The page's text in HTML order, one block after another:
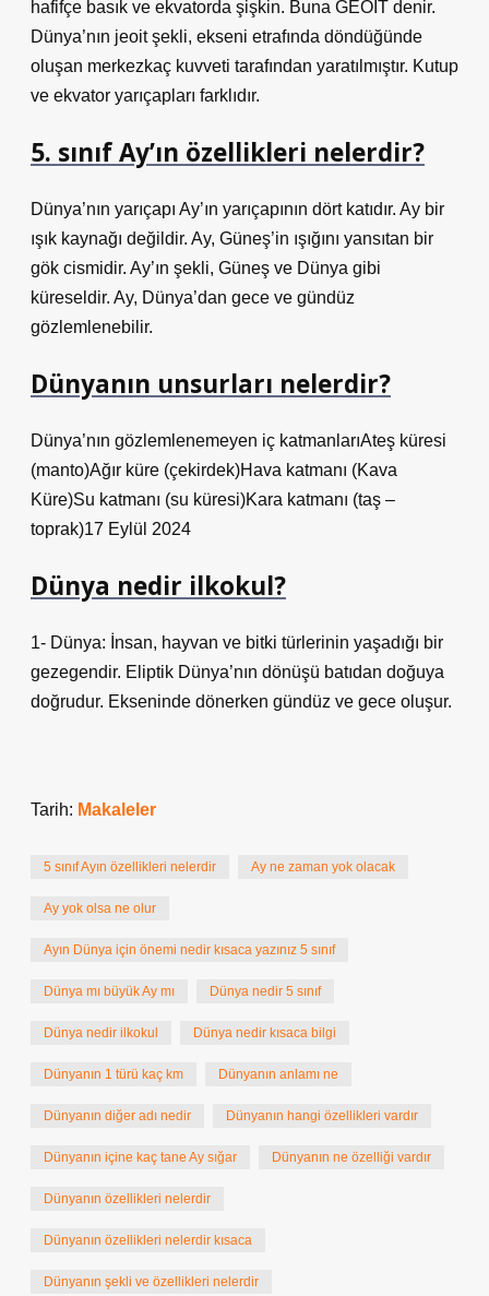
hafifçe basık ve ekvatorda şişkin. Buna GEOIT denir.
Dünya’nın jeoit şekli, ekseni etrafında döndüğünde
oluşan merkezkaç kuvveti tarafından yaratılmıştır. Kutup
ve ekvator yarıçapları farklıdır.
5. sınıf Ay’ın özellikleri nelerdir?
Dünya’nın yarıçapı Ay’ın yarıçapının dört katıdır. Ay bir
ışık kaynağı değildir. Ay, Güneş’in ışığını yansıtan bir
gök cismidir. Ay’ın şekli, Güneş ve Dünya gibi
küreseldir. Ay, Dünya’dan gece ve gündüz
gözlemlenebilir.
Dünyanın unsurları nelerdir?
Dünya’nın gözlemlenemeyen iç katmanlarıAteş küresi
(manto)Ağır küre (çekirdek)Hava katmanı (Kava
Küre)Su katmanı (su küresi)Kara katmanı (taş –
toprak)17 Eylül 2024
Dünya nedir ilkokul?
1- Dünya: İnsan, hayvan ve bitki türlerinin yaşadığı bir
gezegendir. Eliptik Dünya’nın dönüşü batıdan doğuya
doğrudur. Ekseninde dönerken gündüz ve gece oluşur.
Tarih: Makaleler
5 sınıf Ayın özellikleri nelerdir Ay ne zaman yok olacak
Ay yok olsa ne olur
Ayın Dünya için önemi nedir kısaca yazınız 5 sınıf
Dünya mı büyük Ay mı Dünya nedir 5 sınıf
Dünya nedir ilkokul Dünya nedir kısaca bilgi
Dünyanın 1 türü kaç km Dünyanın anlamı ne
Dünyanın diğer adı nedir Dünyanın hangi özellikleri vardır
Dünyanın içine kaç tane Ay sığar Dünyanın ne özelliği vardır
Dünyanın özellikleri nelerdir
Dünyanın özellikleri nelerdir kısaca
Dünyanın şekli ve özellikleri nelerdir